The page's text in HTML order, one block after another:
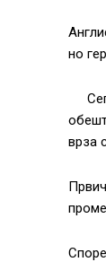
но
врза